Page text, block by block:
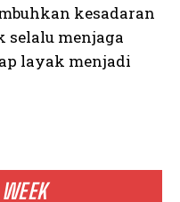
kesadaran
menjaga
layak menjadi